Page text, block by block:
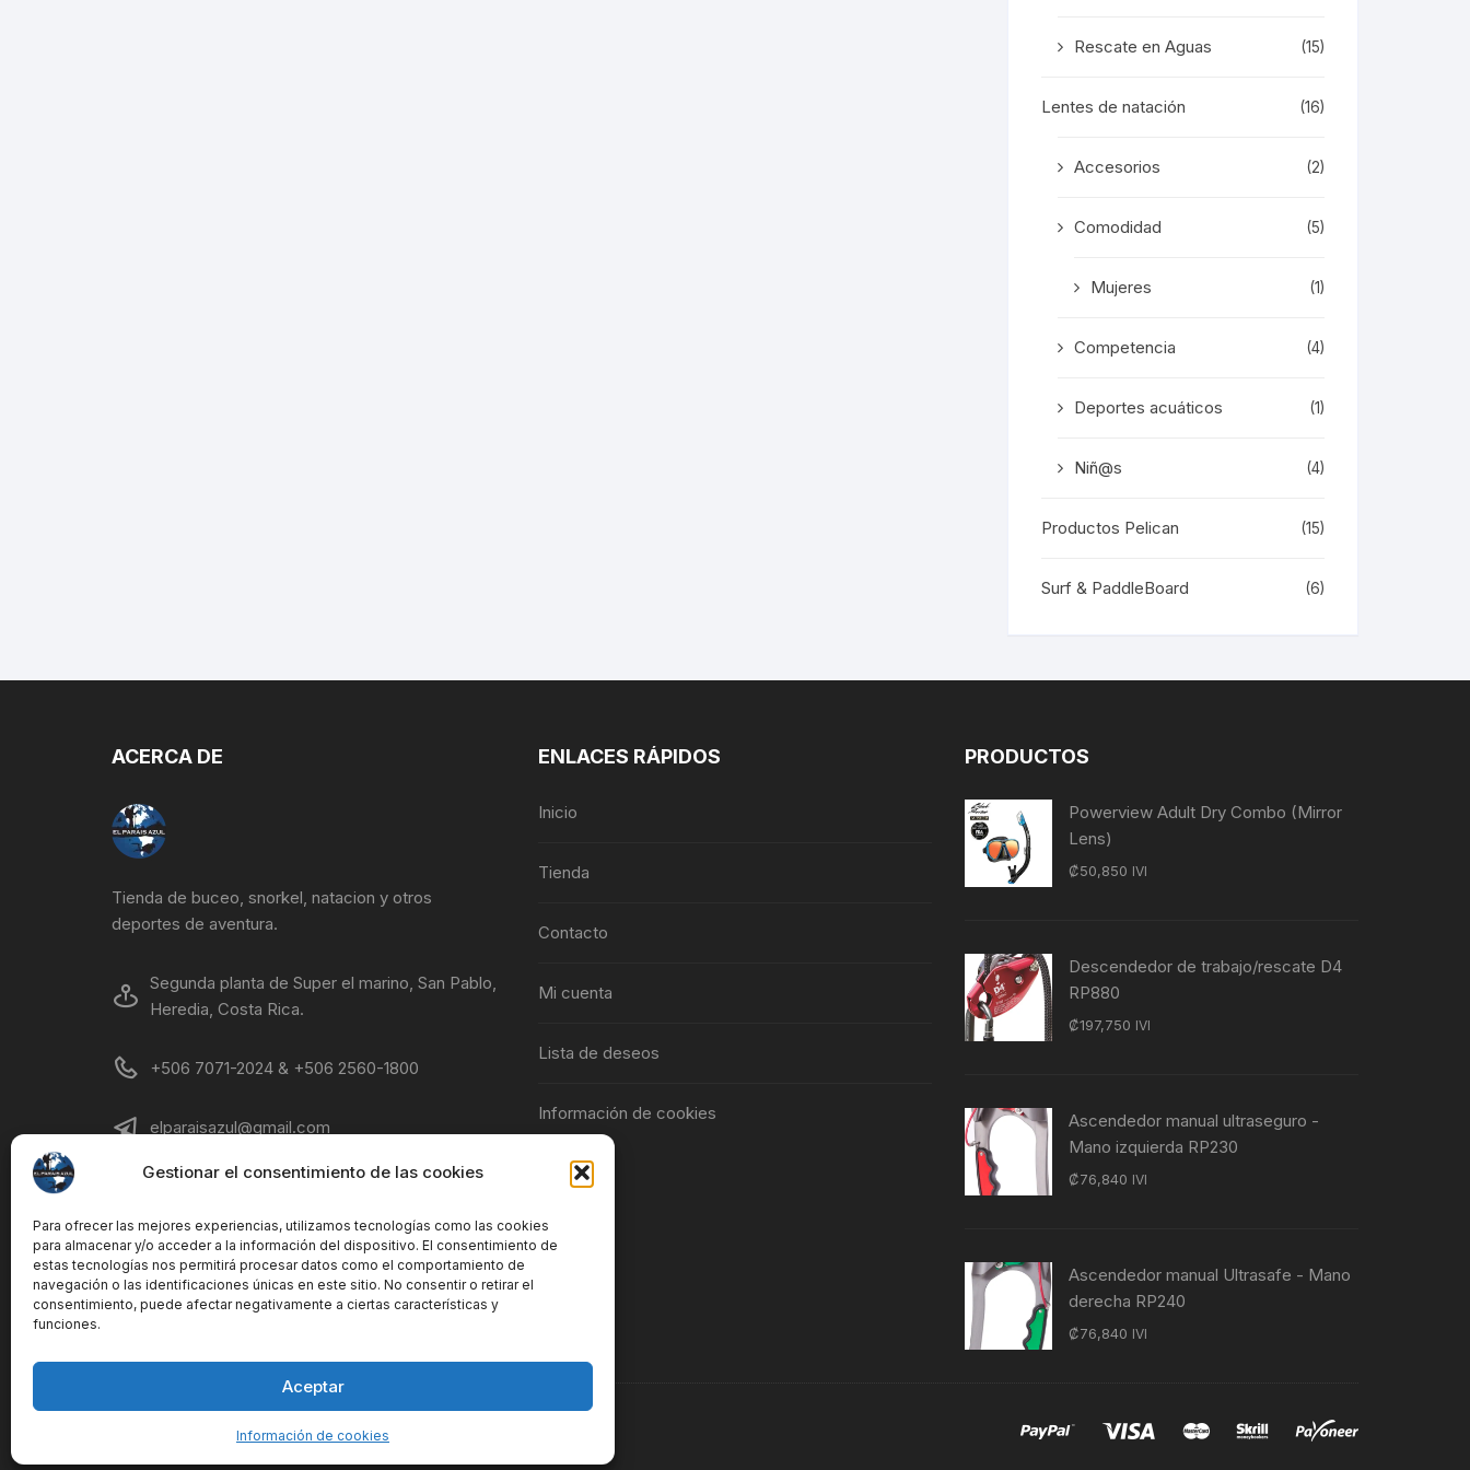
Gestionar el consentimiento de las cookies
Para ofrecer las mejores experiencias, utilizamos tecnologías como las cookies
para almacenar y/o acceder a la información del dispositivo. El consentimiento de
estas tecnologías nos permitirá procesar datos como el comportamiento de
navegación o las identificaciones únicas en este sitio. No consentir o retirar el
consentimiento, puede afectar negativamente a ciertas características y
funciones.
Aceptar
Información de cookies
Rescate en Aguas (15)
Lentes de natación (16)
Accesorios (2)
Comodidad (5)
Mujeres (1)
Competencia (4)
Deportes acuáticos (1)
Niñ@s (4)
Productos Pelican (15)
Surf & PaddleBoard (6)
ACERCA DE
Tienda de buceo, snorkel, natacion y otros
deportes de aventura.
Segunda planta de Super el marino, San Pablo,
Heredia, Costa Rica.
+506 7071-2024 & +506 2560-1800
elparaisazul@gmail.com
ENLACES RÁPIDOS
Inicio
Tienda
Contacto
Mi cuenta
Lista de deseos
Información de cookies
PRODUCTOS
Powerview Adult Dry Combo (Mirror
Lens)
₡50,850 IVI
Descendedor de trabajo/rescate D4
RP880
₡197,750 IVI
Ascendedor manual ultraseguro -
Mano izquierda RP230
₡76,840 IVI
Ascendedor manual Ultrasafe - Mano
derecha RP240
₡76,840 IVI
Copyright © El Parais Azul S.A. All rights reserved.